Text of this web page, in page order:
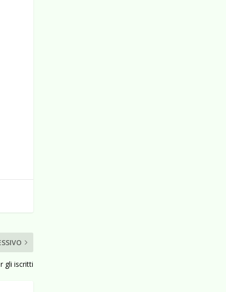
gli iscritti